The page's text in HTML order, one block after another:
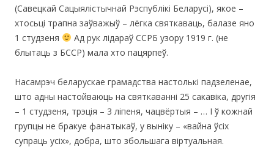
(Савецкай Сацыялістычнай Рэспублікі Беларусі), якое –
хтосьці трапна заўважыў – лёгка святкаваць, балазе яно
1 студзеня
Ад рук лідараў ССРБ узору 1919 г. (не
блытаць з БССР) мала хто пацярпеў.
Насамрэч беларускае грамадства настолькі падзеленае,
што адны настойваюць на святкаванні 25 сакавіка, другія
– 1 студзеня, трэція – 3 ліпеня, чацвёртыя – … І ў кожнай
групцы не бракуе фанатыкаў, у выніку – «вайна ўсіх
супраць усіх», добра, што збольшага віртуальная.